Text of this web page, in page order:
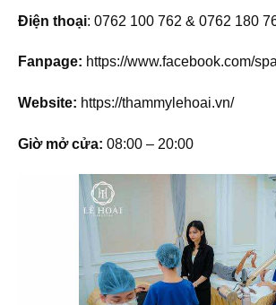
Điện thoại: 0762 100 762 & 0762 180
Fanpage: https://www.facebook.com/
Website: https://thammylehoai.vn/
Giờ mở cửa: 08:00 – 20:00